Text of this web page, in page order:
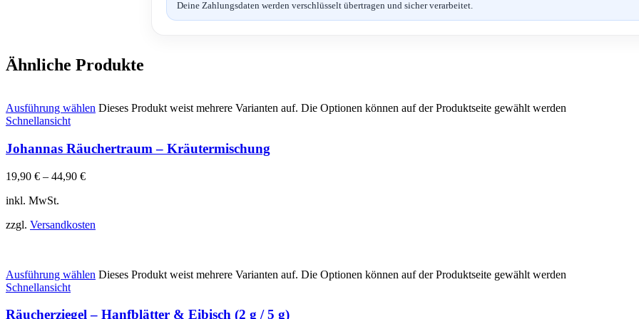
Deine Zahlungsdaten werden verschlüsselt übertragen und sicher verarbeitet.
Ähnliche Produkte
Ausführung wählen Dieses Produkt weist mehrere Varianten auf. Die Optionen können auf der Produktseite gewählt werden
Schnellansicht
Johannas Räuchertraum – Kräutermischung
19,90 € – 44,90 €
inkl. MwSt.
zzgl. Versandkosten
Ausführung wählen Dieses Produkt weist mehrere Varianten auf. Die Optionen können auf der Produktseite gewählt werden
Schnellansicht
Räucherziegel – Hanfblätter & Eibisch (2 g / 5 g)